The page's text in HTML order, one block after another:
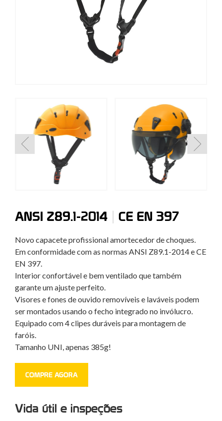
ANSI Z89.1-2014 | CE EN 397
Novo capacete profissional amortecedor de choques.
Em conformidade com as normas ANSI Z89.1-2014 e CE
EN 397.
Interior confortável e bem ventilado que também
garante um ajuste perfeito.
Visores e fones de ouvido removíveis e laváveis podem
ser montados usando o fecho integrado no invólucro.
Equipado com 4 clipes duráveis para montagem de
faróis.
Tamanho UNI, apenas 385g!
COMPRE AGORA
Vida útil e inspeções